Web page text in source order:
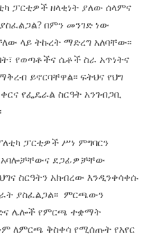
ፓርቲዎች ዘላቂነት ያለው ሰላምና
በምን መንገድ ነው
ላይ ትኩረት ማድረግ አለባቸው፡፡
የወጣቶችና ሴቶች ስራ አጥነትና
ይኖርባቸዋል፡፡ ፍትህና የህግ
የፌዴራል ስርዓት አንገብጋቢ
ፓርቲዎች ሥነ ምግባርን
አባሎቻቸውና ደጋፊዎቻቸው
ስርዓትን አክብረው እንዲንቀሳቀሱ
ያስፈልጋል፡፡ ምርጫውን
ሌሎች የምርጫ ተቋማት
ለምርጫ ቅስቀሳ የሚሰጡት የአየር